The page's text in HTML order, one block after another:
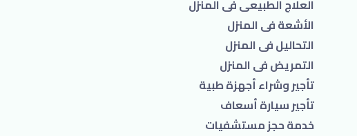
العلاج الطبيعى فى المنزل
الأشعة فى المنزل
التحاليل فى المنزل
التمريض فى المنزل
تأجير وشراء أجهزة طبية
تأجير سيارة أسعاف
خدمة حجز مستشفيات